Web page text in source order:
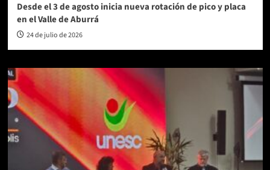
Desde el 3 de agosto inicia nueva rotación de pico y placa
en el Valle de Aburrá
24 de julio de 2026